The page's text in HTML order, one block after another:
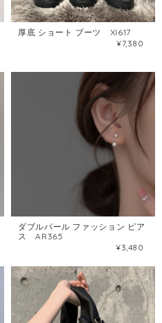
厚底 ショート ブーツ XI617
¥7,380
ダブルパール ファッション ピア
ス AR365
¥3,480